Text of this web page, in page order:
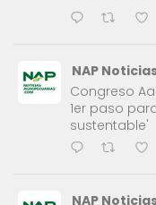
NAP
Congreso
1er paso
sustentable'
NAP